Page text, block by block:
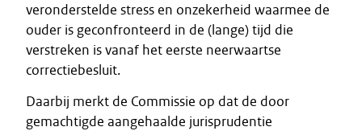
veronderstelde stress en onzekerheid waarmee de
ouder is geconfronteerd in de (lange) tijd die
verstreken is vanaf het eerste neerwaartse
correctiebesluit.
Daarbij merkt de Commissie op dat de door
gemachtigde aangehaalde jurisprudentie